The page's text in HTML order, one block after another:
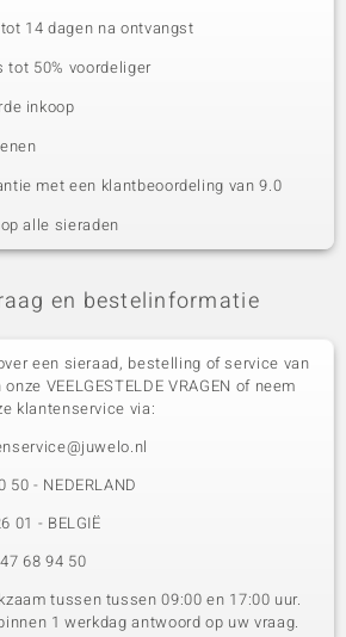
14 dagen na ontvangst
50% voordeliger
inkoop
met een klantbeoordeling van 9.0
alle sieraden
en bestelinformatie
een sieraad, bestelling of service van
VEELGESTELDE VRAGEN of neem
klantenservice via:
- NEDERLAND
01 - BELGIË
68 94 50
tussen tussen 09:00 en 17:00 uur.
1 werkdag antwoord op uw vraag.